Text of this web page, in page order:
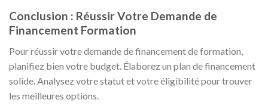
Conclusion : Réussir Votre Demande de
Financement Formation
Pour réussir votre demande de financement de formation,
planifiez bien votre budget. Élaborez un plan de financement
solide. Analysez votre statut et votre éligibilité pour trouver
les meilleures options.